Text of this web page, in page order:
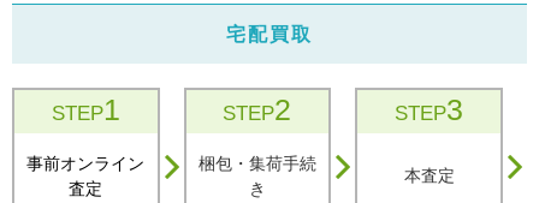
宅配買取
STEP1
事前オンライン
査定
STEP2
梱包・集荷手続
き
STEP3
本査定